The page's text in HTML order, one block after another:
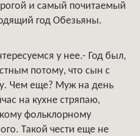
и самый почитаемый
год Обезьяны.
у нее.- Год был,
потому, что сын с
Чем еще? Муж на день
на кухне стряпаю,
фольклорному
Такой чести еще не